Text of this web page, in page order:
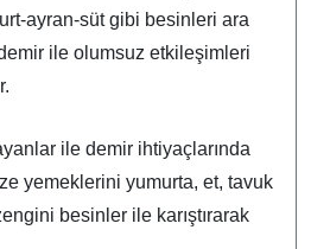
ayran-süt gibi besinleri ara
ile olumsuz etkileşimleri
ile demir ihtiyaçlarında
yemeklerini yumurta, et, tavuk
besinler ile karıştırarak